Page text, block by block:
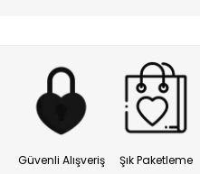
Güvenli Alışveriş Şık Paketleme